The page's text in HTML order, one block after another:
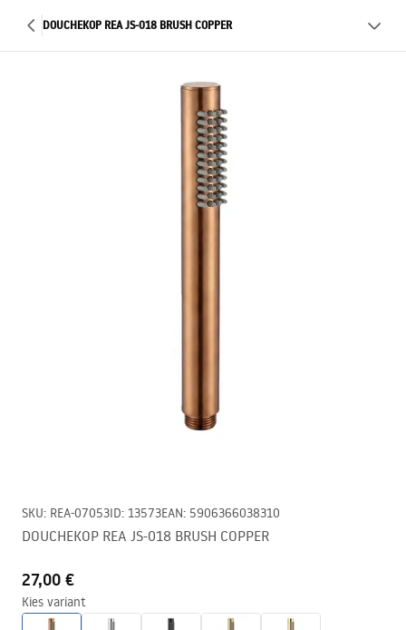
DOUCHEKOP REA JS-018 BRUSH COPPER
SKU: REA-07053ID: 13573EAN: 5906366038310
DOUCHEKOP REA JS-018 BRUSH COPPER
27,00 €
Kies variant